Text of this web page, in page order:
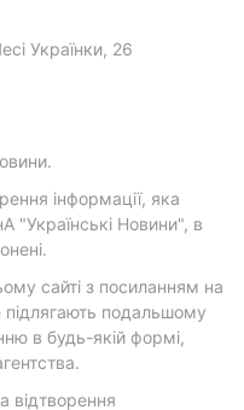
Українки, 26
інформації, яка
"Українські Новини", в
сайті з посиланням на
підлягають подальшому
в будь-якій формі,
відтворення